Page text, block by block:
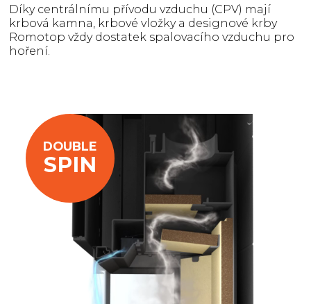
Díky centrálnímu přívodu vzduchu (CPV) mají
krbová kamna, krbové vložky a designové krby
Romotop vždy dostatek spalovacího vzduchu pro
hoření.
DOUBLE
SPIN